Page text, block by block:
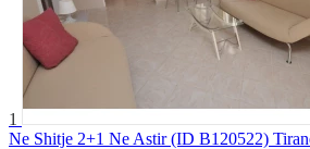
1
Ne Shitje 2+1 Ne Astir (ID B120522)